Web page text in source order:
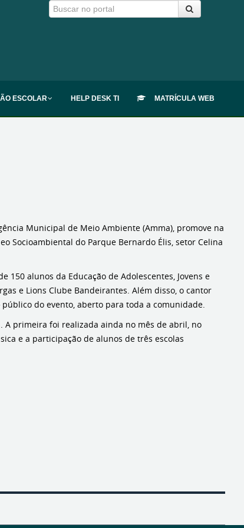
ESCOLAR HELP DESK TI MATRÍCULA WEB
Municipal de Meio Ambiente (Amma), promove na
Socioambiental do Parque Bernardo Élis, setor Celina
150 alunos da Educação de Adolescentes, Jovens e
e Lions Clube Bandeirantes. Além disso, o cantor
do evento, aberto para toda a comunidade.
A primeira foi realizada ainda no mês de abril, no
e a participação de alunos de três escolas